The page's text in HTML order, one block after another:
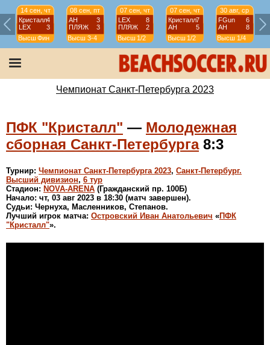
14 сен, чт
Кристалл4
LEX
3
Высш Фин
08 сен, пт
АН
3
ПЛЯЖ
3
Высш 3-4
07 сен, чт
LEX
8
ПЛЯЖ
2
Высш 1/2
07 сен, чт
Кристалл7
АН
5
Высш 1/2
30 авг, ср
FGun
6
АН
8
Высш 1/4
Чемпионат Санкт-Петербурга 2023
ПФК "Кристалл" — Молодежная
сборная Санкт-Петербурга8:3
Турнир: Чемпионат Санкт-Петербурга 2023, Санкт-Петербург.
Высший дивизион, 6 тур
Стадион: NOVA-ARENA (Гражданский пр. 100Б)
Начало: чт, 03 авг 2023 в 18:30 (матч завершен).
Судьи: Чернуха, Масленников, Степанов.
Лучший игрок матча: Островский Иван Анатольевич «ПФК
"Кристалл"».